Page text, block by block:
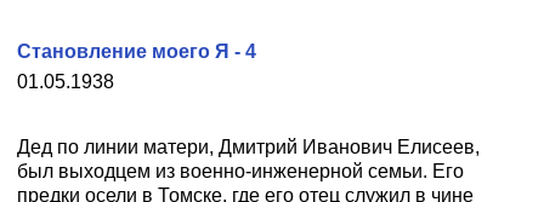
01.05.1938
Становление моего Я - 4
Дед по линии матери, Дмитрий Иванович Елисеев,
был выходцем из военно-инженерной семьи. Его
предки осели в Томске, где его отец служил в чине